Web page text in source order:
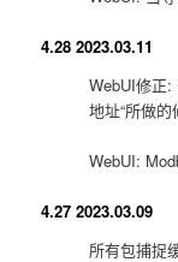
4.28 2023.03.11
WebUI修正:
地址“所做的
WebUI:
4.27 2023.03.09
所有包捕捉